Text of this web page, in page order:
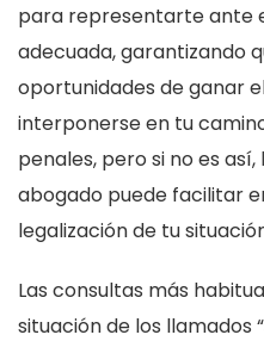
para representarte ante
adecuada, garantizando
oportunidades de ganar
interponerse en tu
penales, pero si no es
abogado puede facilitar
legalización de tu
Las consultas más
situación de los llamados